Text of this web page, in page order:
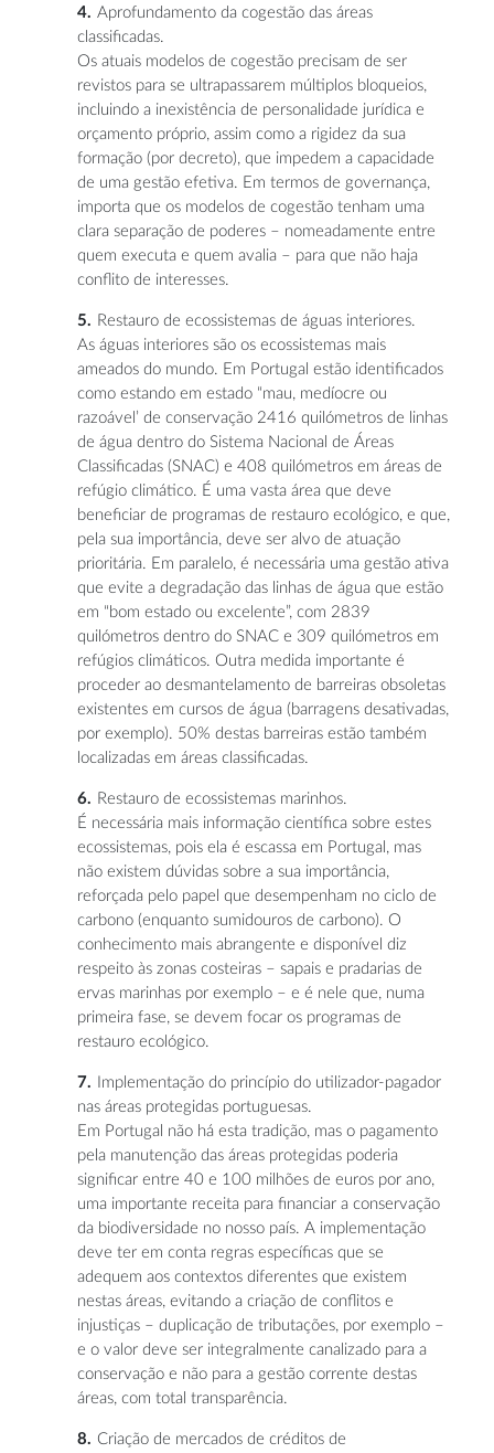
Aprofundamento da cogestão das áreas
classificadas.
Os atuais modelos de cogestão precisam de ser
revistos para se ultrapassarem múltiplos bloqueios,
incluindo a inexistência de personalidade jurídica e
orçamento próprio, assim como a rigidez da sua
formação (por decreto), que impedem a capacidade
de uma gestão efetiva. Em termos de governança,
importa que os modelos de cogestão tenham uma
clara separação de poderes – nomeadamente entre
quem executa e quem avalia – para que não haja
conflito de interesses.
Restauro de ecossistemas de águas interiores.
As águas interiores são os ecossistemas mais
ameados do mundo. Em Portugal estão identificados
como estando em estado “mau, medíocre ou
razoável’ de conservação 2416 quilómetros de linhas
de água dentro do Sistema Nacional de Áreas
Classificadas (SNAC) e 408 quilómetros em áreas de
refúgio climático. É uma vasta área que deve
beneficiar de programas de restauro ecológico, e que,
pela sua importância, deve ser alvo de atuação
prioritária. Em paralelo, é necessária uma gestão ativa
que evite a degradação das linhas de água que estão
em “bom estado ou excelente”, com 2839
quilómetros dentro do SNAC e 309 quilómetros em
refúgios climáticos. Outra medida importante é
proceder ao desmantelamento de barreiras obsoletas
existentes em cursos de água (barragens desativadas,
por exemplo). 50% destas barreiras estão também
localizadas em áreas classificadas.
Restauro de ecossistemas marinhos.
É necessária mais informação científica sobre estes
ecossistemas, pois ela é escassa em Portugal, mas
não existem dúvidas sobre a sua importância,
reforçada pelo papel que desempenham no ciclo de
carbono (enquanto sumidouros de carbono). O
conhecimento mais abrangente e disponível diz
respeito às zonas costeiras – sapais e pradarias de
ervas marinhas por exemplo – e é nele que, numa
primeira fase, se devem focar os programas de
restauro ecológico.
Implementação do princípio do utilizador-pagador
nas áreas protegidas portuguesas.
Em Portugal não há esta tradição, mas o pagamento
pela manutenção das áreas protegidas poderia
significar entre 40 e 100 milhões de euros por ano,
uma importante receita para financiar a conservação
da biodiversidade no nosso país. A implementação
deve ter em conta regras específicas que se
adequem aos contextos diferentes que existem
nestas áreas, evitando a criação de conflitos e
injustiças – duplicação de tributações, por exemplo –
e o valor deve ser integralmente canalizado para a
conservação e não para a gestão corrente destas
áreas, com total transparência.
Criação de mercados de créditos de